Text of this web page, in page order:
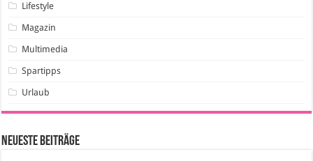
Lifestyle
Magazin
Multimedia
Spartipps
Urlaub
Neueste Beiträge